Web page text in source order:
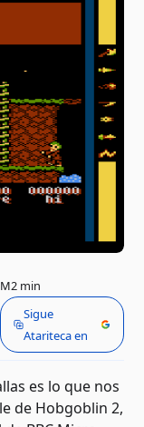
2 min
Sigue
Atariteca en
es lo que nos
de Hobgoblin 2,